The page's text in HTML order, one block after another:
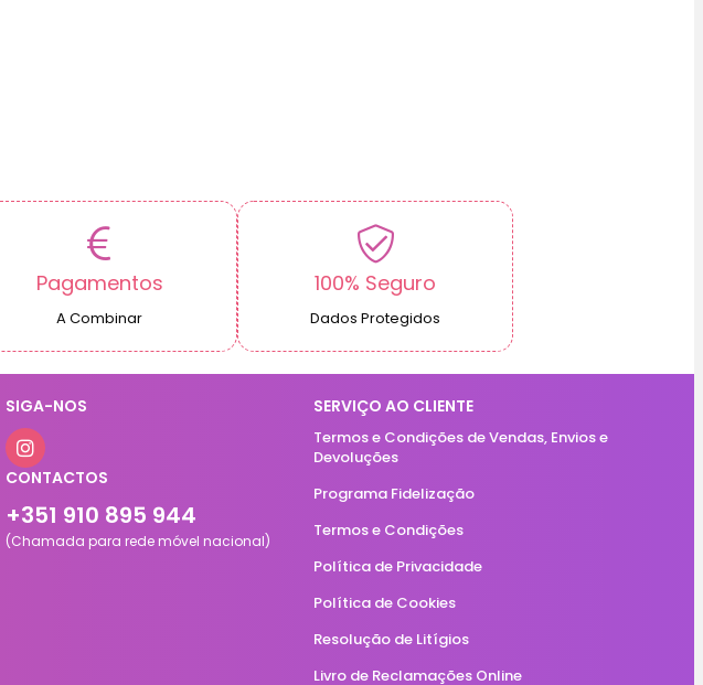
Pagamentos
A Combinar
100% Seguro
Dados Protegidos
SIGA-NOS
CONTACTOS
+351 910 895 944
(Chamada para rede móvel nacional)
SERVIÇO AO CLIENTE
Termos e Condições de Vendas, Envios e
Devoluções
Programa Fidelização
Termos e Condições
Política de Privacidade
Política de Cookies
Resolução de Litígios
Livro de Reclamações Online